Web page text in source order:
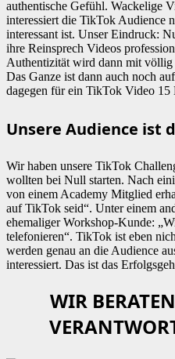
authentische Gefühl. Wackelige
interessiert die TikTok Audience
interessant ist. Unser Eindruck:
ihre Reinsprech Videos
Authentizität wird dann mit völlig
Das Ganze ist dann auch noch
dagegen für ein TikTok Video 15
Unsere Audience ist
Wir haben unsere TikTok
wollten bei Null starten. Nach
von einem Academy Mitglied
auf TikTok seid“. Unter einem
ehemaliger Workshop-Kunde:
telefonieren“. TikTok ist eben
werden genau an die Audience
interessiert. Das ist das
WIR